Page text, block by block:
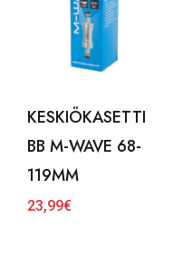
KESKIÖKASETTI
BB M-WAVE 68-
119MM
23,99€